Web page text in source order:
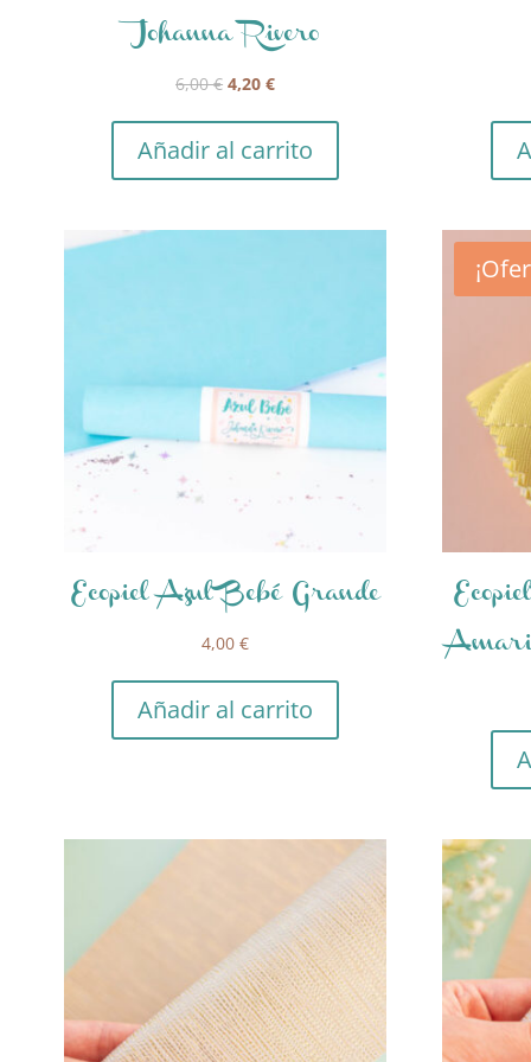
Johanna Rivero
6,00€ El
original
era:
4,20€El
actual
es:
Añadir al carrito
Ecopiel Azul Bebé Grande
4,00€
Añadir al carrito